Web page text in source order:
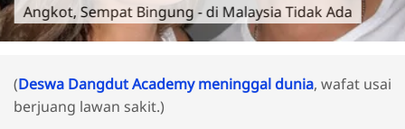
Angkot, Sempat Bingung - di Malaysia Tidak Ada
(Deswa Dangdut Academy meninggal dunia, wafat usai
berjuang lawan sakit.)